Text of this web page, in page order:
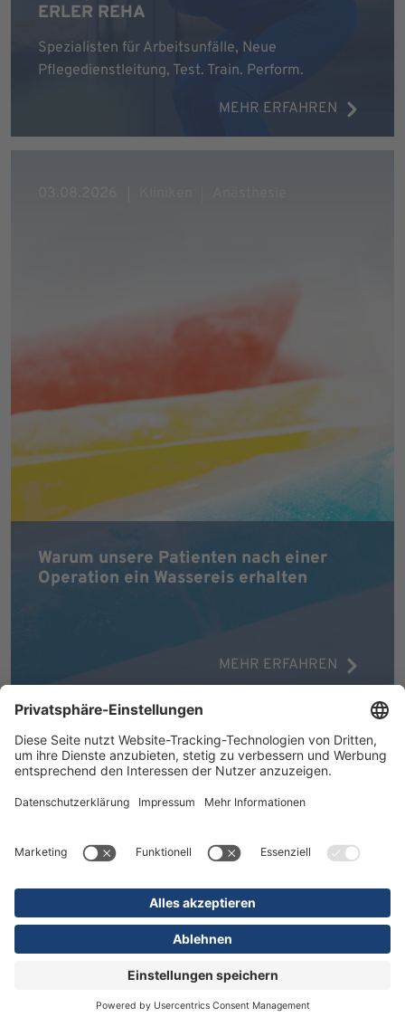
ERLER REHA
Spezialisten für Arbeitsunfälle, Neue
Pflegedienstleitung, Test. Train. Perform.
MEHR ERFAHREN
Warum unsere Patienten nach einer
Operation ein Wassereis erhalten
MEHR ERFAHREN
16.07.2026 Kliniken Orthopädie